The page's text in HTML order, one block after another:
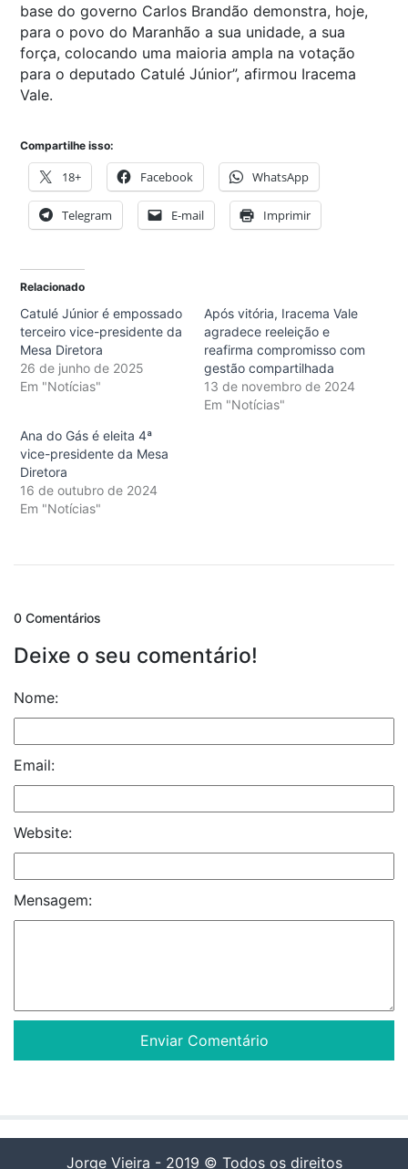
base do governo Carlos Brandão demonstra, hoje,
para o povo do Maranhão a sua unidade, a sua
força, colocando uma maioria ampla na votação
para o deputado Catulé Júnior”, afirmou Iracema
Vale.
Compartilhe isso:
18+ Facebook WhatsApp
Telegram E-mail Imprimir
Relacionado
Catulé Júnior é empossado
terceiro vice-presidente da
Mesa Diretora
26 de junho de 2025
Em "Notícias"
Após vitória, Iracema Vale
agradece reeleição e
reafirma compromisso com
gestão compartilhada
13 de novembro de 2024
Em "Notícias"
Ana do Gás é eleita 4ª
vice-presidente da Mesa
Diretora
16 de outubro de 2024
Em "Notícias"
0 Comentários
Deixe o seu comentário!
Nome:
Email:
Website:
Mensagem:
Jorge Vieira - 2019 © Todos os direitos